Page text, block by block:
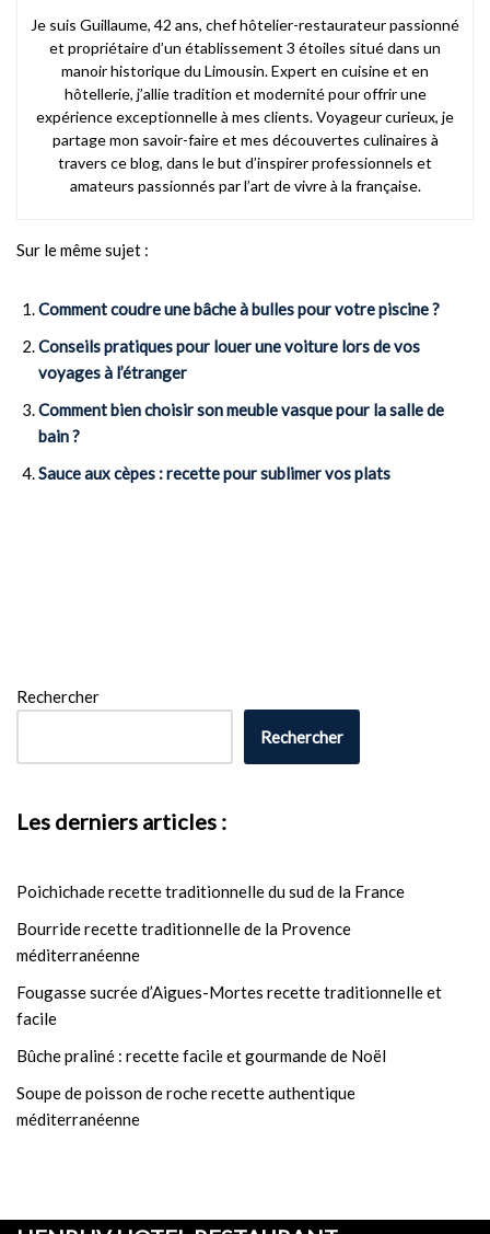
Je suis Guillaume, 42 ans, chef hôtelier-restaurateur passionné
et propriétaire d’un établissement 3 étoiles situé dans un
manoir historique du Limousin. Expert en cuisine et en
hôtellerie, j’allie tradition et modernité pour offrir une
expérience exceptionnelle à mes clients. Voyageur curieux, je
partage mon savoir-faire et mes découvertes culinaires à
travers ce blog, dans le but d’inspirer professionnels et
amateurs passionnés par l’art de vivre à la française.
Sur le même sujet :
Comment coudre une bâche à bulles pour votre piscine ?
Conseils pratiques pour louer une voiture lors de vos
voyages à l’étranger
Comment bien choisir son meuble vasque pour la salle de
bain ?
Sauce aux cèpes : recette pour sublimer vos plats
Rechercher
Rechercher
Les derniers articles :
Poichichade recette traditionnelle du sud de la France
Bourride recette traditionnelle de la Provence
méditerranéenne
Fougasse sucrée d’Aigues-Mortes recette traditionnelle et
facile
Bûche praliné : recette facile et gourmande de Noël
Soupe de poisson de roche recette authentique
méditerranéenne